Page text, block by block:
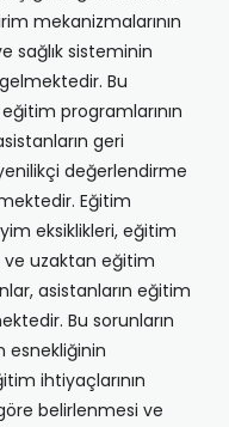
mekanizmalarının
sağlık sisteminin
Bu
programlarının
geri
değerlendirme
Eğitim
eksiklikleri, eğitim
uzaktan eğitim
asistanların eğitim
Bu sorunların
esnekliğinin
ihtiyaçlarının
belirlenmesi ve